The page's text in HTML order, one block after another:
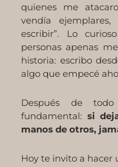
quienes me
vendía
escribir”. Lo
personas apenas
historia: escribo
algo que empecé
Después de
fundamental: si
manos de otros,
Hoy te invito a hacer